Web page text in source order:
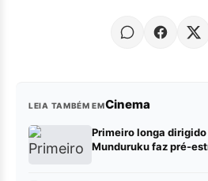
LEIA TAMBÉM EMCinema
Primeiro longa
Munduruku faz pré-